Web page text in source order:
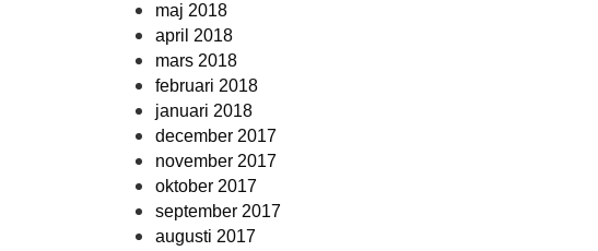
maj 2018
april 2018
mars 2018
februari 2018
januari 2018
december 2017
november 2017
oktober 2017
september 2017
augusti 2017